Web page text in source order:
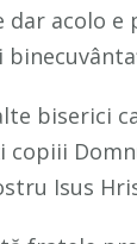
acolo e
biserici
Isus